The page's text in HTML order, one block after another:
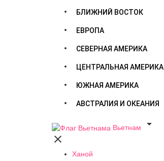
БЛИЖНИЙ ВОСТОК
ЕВРОПА
СЕВЕРНАЯ АМЕРИКА
ЦЕНТРАЛЬНАЯ АМЕРИКА
ЮЖНАЯ АМЕРИКА
АВСТРАЛИЯ И ОКЕАНИЯ
Вьетнам


Ханой